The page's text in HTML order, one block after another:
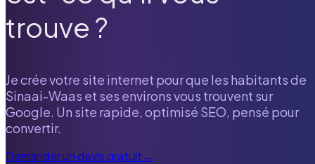
trouve ?
Je crée votre site internet pour que les habitants de
Sinaai-Waas et ses environs vous trouvent sur
Google. Un site rapide, optimisé SEO, pensé pour
convertir.
Demander un devis gratuit→